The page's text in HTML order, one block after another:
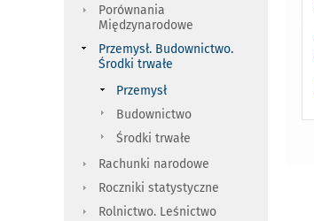
Porównania
Międzynarodowe
Przemysł. Budownictwo.
Środki trwałe
Przemysł
Budownictwo
Środki trwałe
Rachunki narodowe
Roczniki statystyczne
Rolnictwo. Leśnictwo